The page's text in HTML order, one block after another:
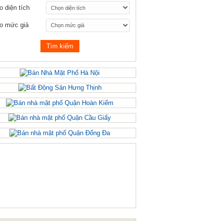
diện tích
mức giá